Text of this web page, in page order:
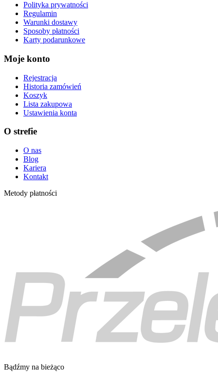
Polityka prywatności
Regulamin
Warunki dostawy
Sposoby płatności
Karty podarunkowe
Moje konto
Rejestracja
Historia zamówień
Koszyk
Lista zakupowa
Ustawienia konta
O strefie
O nas
Blog
Kariera
Kontakt
Metody płatności
Bądźmy na bieżąco